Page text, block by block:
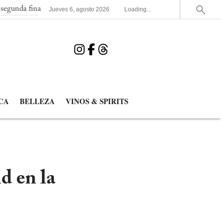
consecutiva del Mundial España elimina a Francia y
Jueves 6,agosto 2026 Loading...
BELLEZA VINOS & SPIRITS
en la